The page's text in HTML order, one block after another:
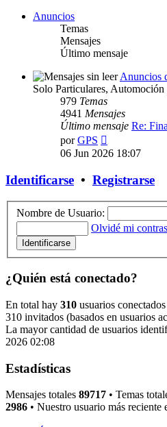
Anuncios
Temas
Mensajes
Último mensaje
Anuncios
Solo Particulares,
979 Temas
4941 Mensajes
Último mensaje Re:
porGPS
último
06 Jun 2026 18:07
Identificarse • Registrarse
Nombre de Usuario:
Olvidé mi
¿Quién está conectado?
En total hay 310 usuarios
310 invitados (basados en usuarios
La mayor cantidad de usuarios
2026 02:08
Estadísticas
Mensajes totales 89717 • Temas
2986 • Nuestro usuario más reciente